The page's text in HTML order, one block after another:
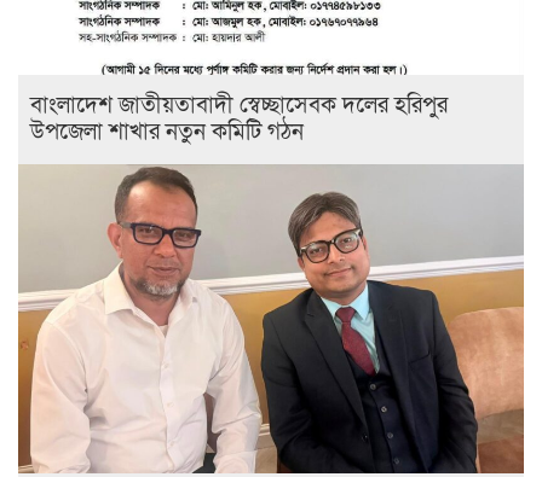
বাংলাদেশ জাতীয়তাবাদী স্বেচ্ছাসেবক দলের হরিপুর
উপজেলা শাখার নতুন কমিটি গঠন